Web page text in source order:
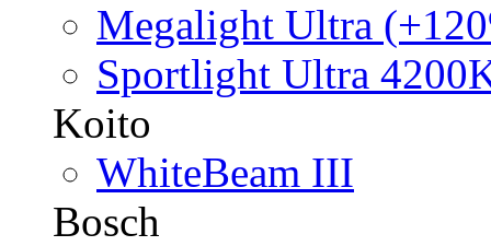
Megalight Ultra
Sportlight Ultra
Koito
WhiteBeam III
Bosch